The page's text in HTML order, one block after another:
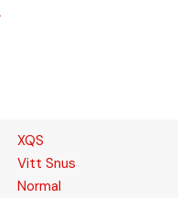
XQS
Vitt Snus
Normal